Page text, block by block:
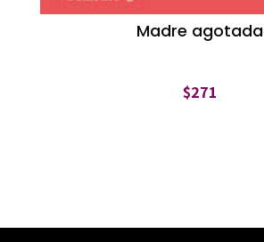
Madre agotada
$271